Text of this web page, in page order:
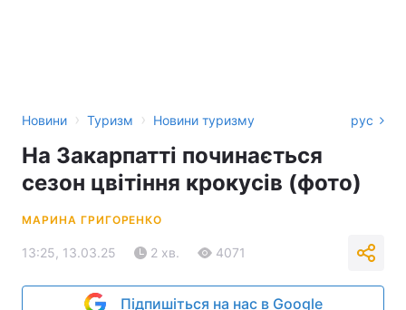
Новини › Туризм › Новини туризму рус
На Закарпатті починається
сезон цвітіння крокусів (фото)
МАРИНА ГРИГОРЕНКО
13:25, 13.03.25 2 хв. 4071
Підпишіться на нас в Google